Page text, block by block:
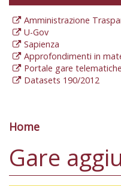
Amministrazione
U-Gov
Sapienza
Approfondimenti in
Portale gare telematiche
Datasets 190/2012
Tu sei qui
Home
Gare